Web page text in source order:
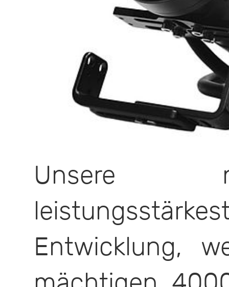
Unsere
Entwicklung,